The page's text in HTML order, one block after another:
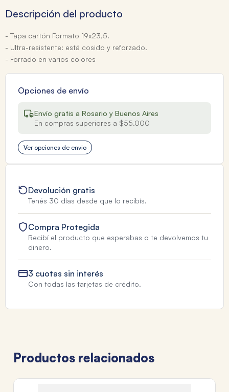
Descripción del producto
- Tapa cartón Formato 19x23,5.
- Ultra-resistente: está cosido y reforzado.
- Forrado en varios colores
Opciones de envío
Envío gratis a Rosario y Buenos Aires
En compras superiores a $55.000
Ver opciones de envio
Devolución gratis
Tenés 30 días desde que lo recibís.
Compra Protegida
Recibí el producto que esperabas o te devolvemos tu
dinero.
3 cuotas sin interés
Con todas las tarjetas de crédito.
Productos relacionados